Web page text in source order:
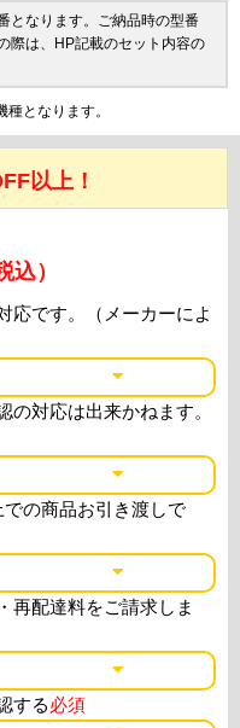
となります。ご納品時の型番
際は、HP記載のセット内容の
となります。
以上！
込）
応です。（メーカーによ
対応は出来かねます。
の商品お引き渡しで
再配達料をご請求しま
する必須